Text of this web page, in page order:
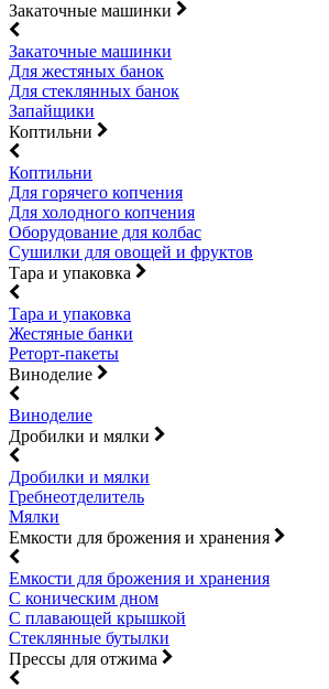
Закаточные машинки
Закаточные машинки
Для жестяных банок
Для стеклянных банок
Запайщики
Коптильни
Коптильни
Для горячего копчения
Для холодного копчения
Оборудование для колбас
Сушилки для овощей и фруктов
Тара и упаковка
Тара и упаковка
Жестяные банки
Реторт-пакеты
Виноделие
Виноделие
Дробилки и мялки
Дробилки и мялки
Гребнеотделитель
Мялки
Емкости для брожения и хранения
Емкости для брожения и хранения
С коническим дном
С плавающей крышкой
Стеклянные бутылки
Прессы для отжима